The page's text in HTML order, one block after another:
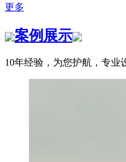
更多
案例展示
10年经验，为您护航，专业